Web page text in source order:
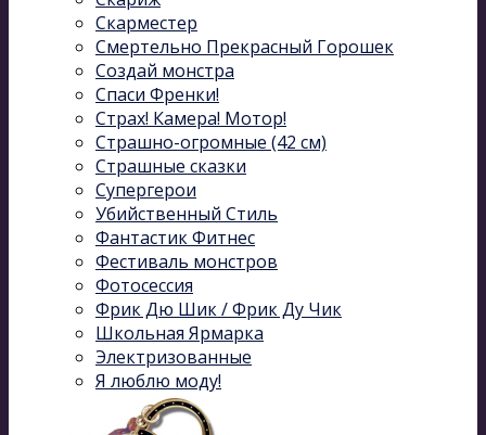
Скарместер
Смертельно Прекрасный Горошек
Создай монстра
Спаси Френки!
Страх! Камера! Мотор!
Страшно-огромные (42 см)
Страшные сказки
Супергерои
Убийственный Стиль
Фантастик Фитнес
Фестиваль монстров
Фотосессия
Фрик Дю Шик / Фрик Ду Чик
Школьная Ярмарка
Электризованные
Я люблю моду!